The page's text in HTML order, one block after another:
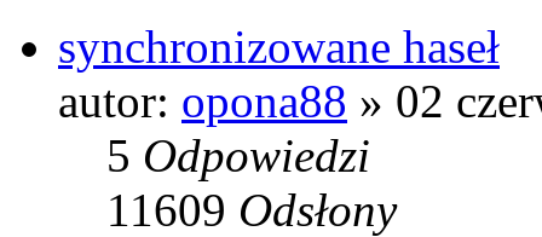
synchronizowane haseł
autor: opona88 » 02
5 Odpowiedzi
11609 Odsłony